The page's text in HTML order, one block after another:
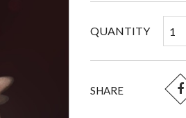
QUANTITY
SHARE